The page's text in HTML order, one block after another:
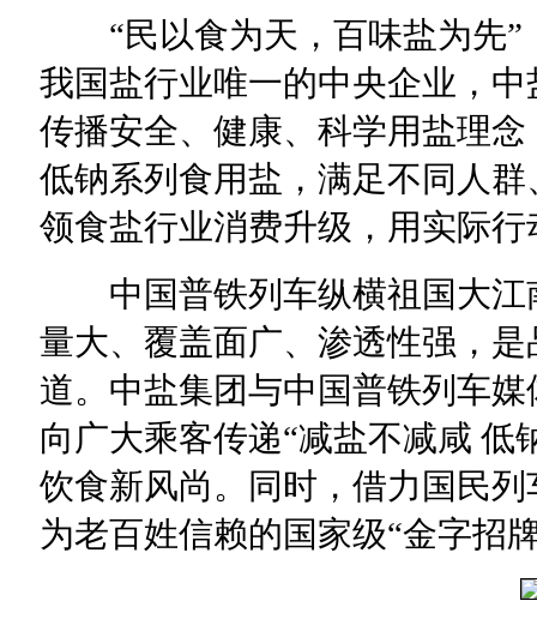
“民以食为天，百味盐为先”
我国盐行业唯一的中央企业，
传播安全、健康、科学用盐理
低钠系列食用盐，满足不同人
领食盐行业消费升级，用实际
中国普铁列车纵横祖国大江
量大、覆盖面广、渗透性强，
道。中盐集团与中国普铁列车
向广大乘客传递“减盐不减咸 低
饮食新风尚。同时，借力国民
为老百姓信赖的国家级“金字招